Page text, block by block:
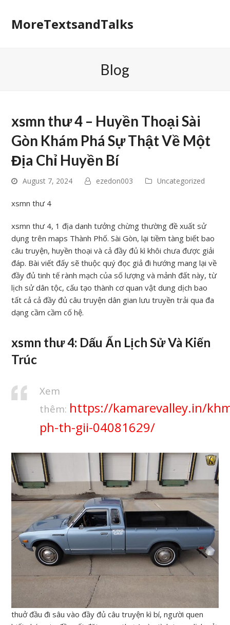
MoreTextsandTalks
Blog
xsmn thư 4 – Huyền Thoại Sài
Gòn Khám Phá Sự Thật Về Một
Địa Chỉ Huyền Bí
August 7, 2024 ezedon003 Uncategorized
xsmn thư 4
xsmn thư 4, 1 địa danh tưởng chừng thường đề xuất sử
dụng trên maps Thành Phố. Sài Gòn, lại tiềm tàng biết bao
câu truyện, huyền thoại và cả đầy đủ kì khôi chưa được giải
đáp. Bài viết đấy sẽ thuộc quý đọc giả đi hướng mang lại về
đầy đủ tinh tế rành mạch của số lượng và mảnh đất này, từ
lịch sử dân tộc, cấu tạo thành cơ quan vật dung dịch bao
tất cả cả đầy đủ câu truyện dân gian lưu truyền trải qua đa
dạng cầm cầm cố hệ.
xsmn thư 4: Dấu Ấn Lịch Sử Và Kiến
Trúc
Xem
thêm: https://kamarevalley.in/
ph-th-gii-04081629/
thuở đầu đi sâu vào đầy đủ câu truyện kì bí, người quen